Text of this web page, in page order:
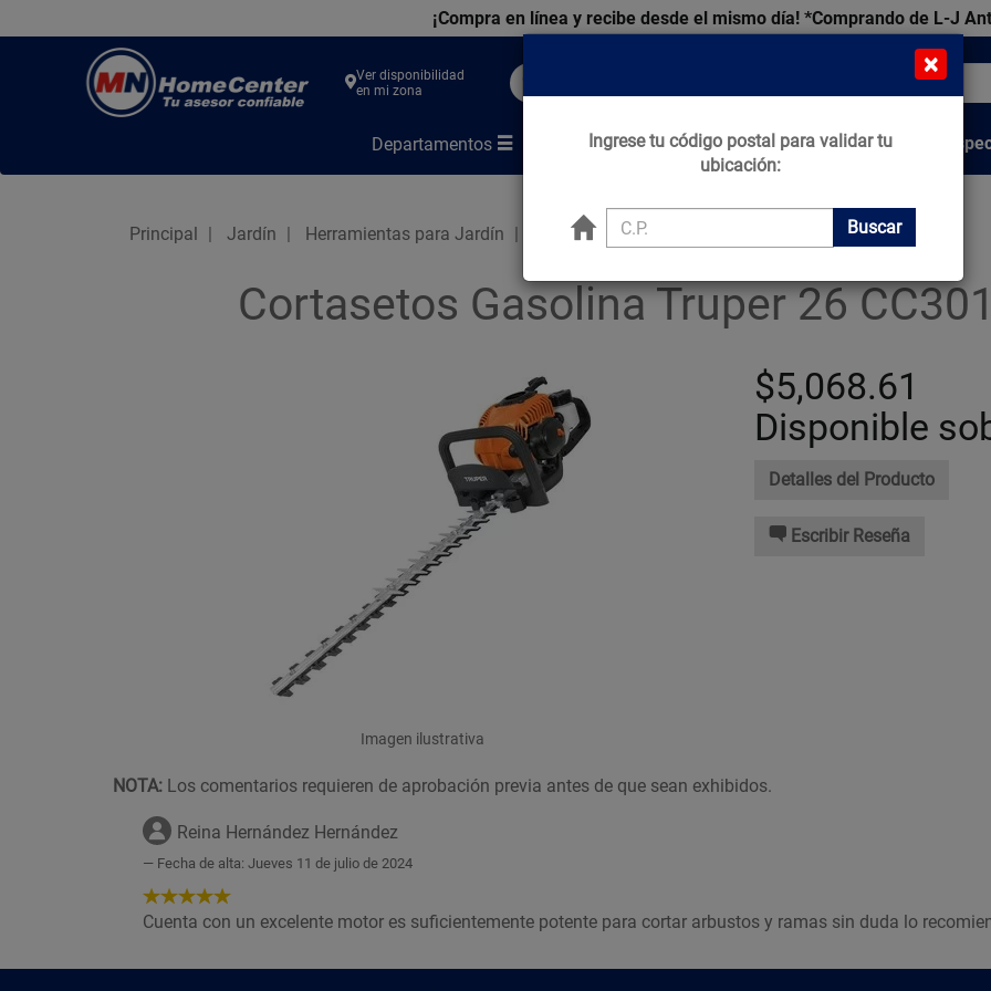
¡Compra en línea y recibe desde el mismo día! *Comprando de L-J
Center
Ver disponibilidad
en mi zona
Departamentos Marcas Tips que Construyen Venta
Principal Jardín Herramientas para Jardín Cortasetos Gasolina Truper 26 CC
Cortasetos Gasolina Truper 26
Imagen ilustrativa
$5,068.61
Disponible
Detalles del Producto
Escribir Reseña
NOTA: Los comentarios requieren de aprobación previa antes de que sean exhibidos.
Reina Hernández Hernández
Fecha de alta: Jueves 11 de julio de 2024
5
de
Estrellas!
Cuenta con un excelente motor es suficientemente potente para cortar arbustos y ramas sin duda lo
×
Ingrese tu código postal para validar tu
ubicación:
Buscar